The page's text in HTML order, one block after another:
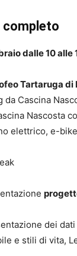
completo
dalle 10 alle
Tartaruga
da Cascina
Nascosta
elettrico, e-
dei dati
e stili di vita,